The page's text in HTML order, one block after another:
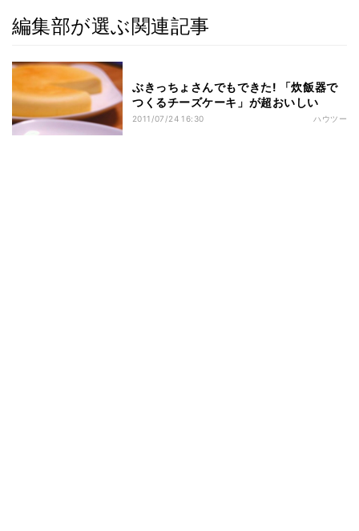
編集部が選ぶ関連記事
ぶきっちょさんでもできた! 「炊飯器で
つくるチーズケーキ」が超おいしい
2011/07/24 16:30 ハウツー